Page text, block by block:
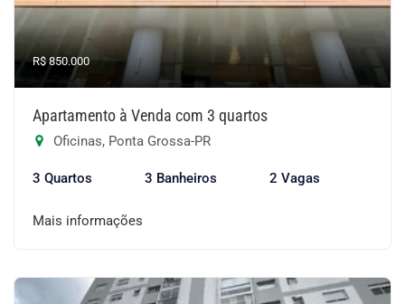
R$ 850.000
Apartamento à Venda com 3 quartos
Oficinas, Ponta Grossa-PR
3 Quartos 3 Banheiros 2 Vagas
Mais informações